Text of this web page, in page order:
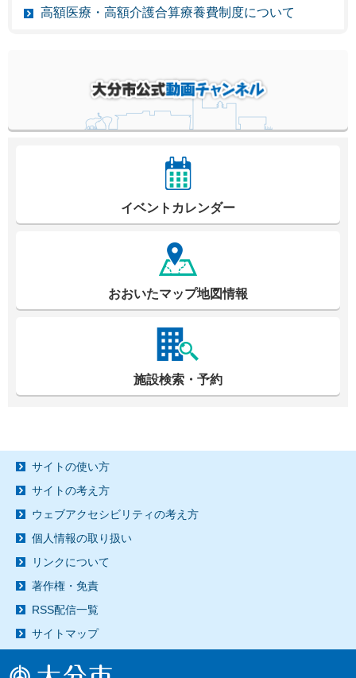
高額医療・高額介護合算療養費制度について
イベントカレンダー
おおいたマップ地図情報
施設検索・予約
サイトの使い方
サイトの考え方
ウェブアクセシビリティの考え方
個人情報の取り扱い
リンクについて
著作権・免責
RSS配信一覧
サイトマップ